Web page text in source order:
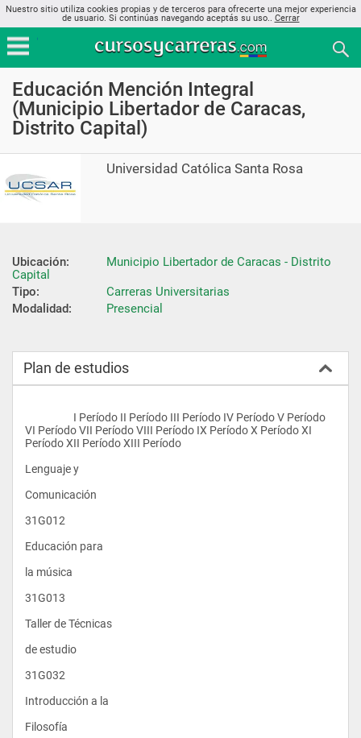
Nuestro sitio utiliza cookies propias y de terceros para ofrecerte una mejor experiencia
de usuario. Si continúas navegando aceptás su uso.. Cerrar
Educación Mención Integral
(Municipio Libertador de Caracas,
Distrito Capital)
Universidad Católica Santa Rosa
Ubicación:
Municipio Libertador de Caracas - Distrito
Capital
Tipo:
Carreras Universitarias
Modalidad:
Presencial
Plan de estudios
VI Período VII Período VIII Período IX Período X Período XI
Período XII Período XIII Período
Lenguaje y
Comunicación
31G012
Educación para
la música
31G013
Taller de Técnicas
de estudio
31G032
Introducción a la
Filosofía